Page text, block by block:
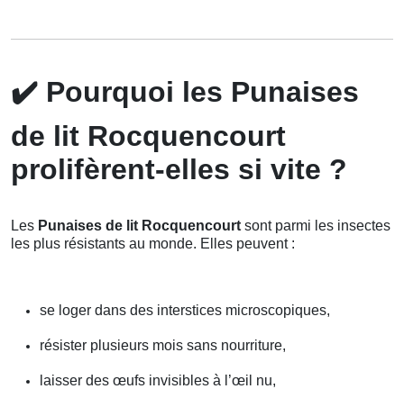
✔️ Pourquoi les Punaises
de lit Rocquencourt
prolifèrent-elles si vite ?
Les Punaises de lit Rocquencourtsont parmi les insectes
les plus résistants au monde. Elles peuvent :
se loger dans des interstices microscopiques,
résister plusieurs mois sans nourriture,
laisser des œufs invisibles à l’œil nu,